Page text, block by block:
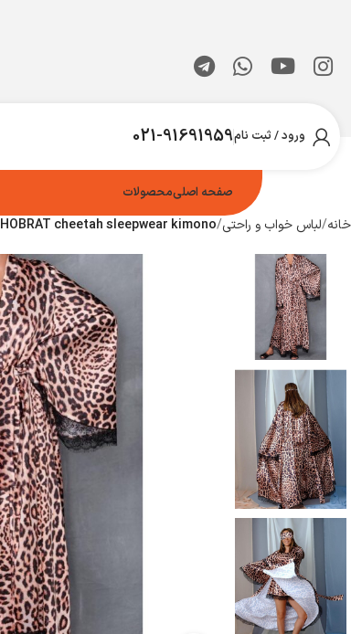
ورود / ثبت نام021-91691959
صفحه اصلیمحصولات
خانه لباس خواب و راحتی HOBRAT cheetah sleepwear kimono